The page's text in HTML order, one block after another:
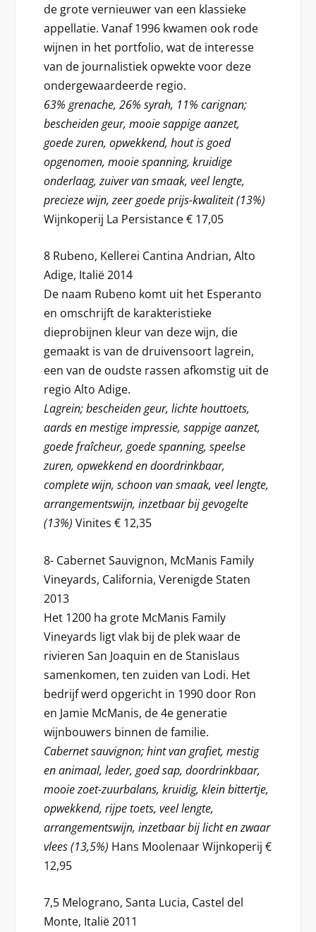
de grote vernieuwer van een klassieke
appellatie. Vanaf 1996 kwamen ook rode
wijnen in het portfolio, wat de interesse
van de journalistiek opwekte voor deze
ondergewaardeerde regio.
63% grenache, 26% syrah, 11% carignan;
bescheiden geur, mooie sappige aanzet,
goede zuren, opwekkend, hout is goed
opgenomen, mooie spanning, kruidige
onderlaag, zuiver van smaak, veel lengte,
precieze wijn, zeer goede prijs-kwaliteit (13%)
Wijnkoperij La Persistance € 17,05
8 Rubeno, Kellerei Cantina Andrian, Alto
Adige, Italië 2014
De naam Rubeno komt uit het Esperanto
en omschrijft de karakteristieke
dieprobijnen kleur van deze wijn, die
gemaakt is van de druivensoort lagrein,
een van de oudste rassen afkomstig uit de
regio Alto Adige.
Lagrein; bescheiden geur, lichte houttoets,
aards en mestige impressie, sappige aanzet,
goede fraîcheur, goede spanning, speelse
zuren, opwekkend en doordrinkbaar,
complete wijn, schoon van smaak, veel lengte,
arrangementswijn, inzetbaar bij gevogelte
(13%) Vinites € 12,35
8- Cabernet Sauvignon, McManis Family
Vineyards, California, Verenigde Staten
2013
Het 1200 ha grote McManis Family
Vineyards ligt vlak bij de plek waar de
rivieren San Joaquin en de Stanislaus
samenkomen, ten zuiden van Lodi. Het
bedrijf werd opgericht in 1990 door Ron
en Jamie McManis, de 4e generatie
wijnbouwers binnen de familie.
Cabernet sauvignon; hint van grafiet, mestig
en animaal, leder, goed sap, doordrinkbaar,
mooie zoet-zuurbalans, kruidig, klein bittertje,
opwekkend, rijpe toets, veel lengte,
arrangementswijn, inzetbaar bij licht en zwaar
vlees (13,5%) Hans Moolenaar Wijnkoperij €
12,95
7,5 Melograno, Santa Lucia, Castel del
Monte, Italië 2011